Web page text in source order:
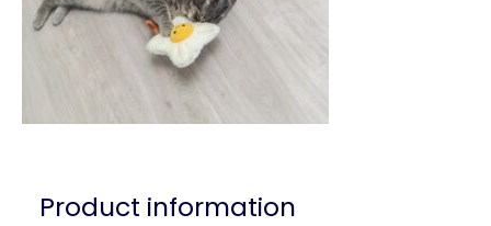
Product information